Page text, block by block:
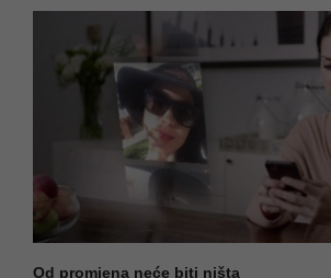
Od promjena neće biti ništa